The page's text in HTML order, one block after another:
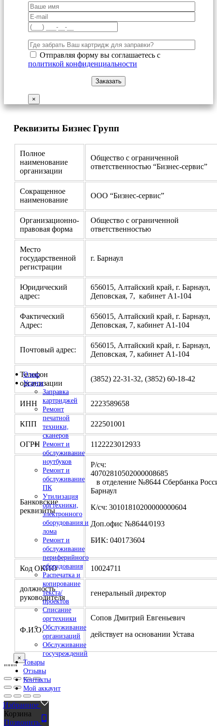
О нас
Услуги
Заправка
картриджей
Ремонт
печатной
техники,
сканеров
Ремонт и
обслуживание
ноутбуков
Ремонт и
обслуживание
ПК
Утилизация
оргтехники,
электронного
оборудования и
лома
Ремонт и
обслуживание
периферийного
оборудования
Распечатка и
копирование
текста/
проектов
Списание
оргтехники
Обслуживание
организаций
Обслуживание
госучреждений
Товары
Отзывы
Контакты
Мой аккаунт
Отправляя форму вы соглашаетесь с
политикой конфиденциальности
×
Реквизиты Бизнес Групп
Полное
наименование
организации
Общество с ограниченной
ответственностью “Бизнес-сервис”
Сокращенное
наименование
ООО “Бизнес-сервис”
Организационно-
правовая форма
Общество с ограниченной
ответственностью
Место
государственной
регистрации
г. Барнаул
Юридический
адрес:
656015, Алтайский край, г. Барнаул,
Деповская, 7, кабинет А1-104
Фактический
Адрес:
656015, Алтайский край, г. Барнаул,
Деповская, 7, кабинет А1-104
Почтовый адрес:
656015, Алтайский край, г. Барнаул,
Деповская, 7, кабинет А1-104
Телефон
организации
(3852) 22-31-32, (3852) 60-18-42
ИНН 2223589658
КПП 222501001
ОГРН 1122223012933
Банковские
реквизиты
Р/сч:
в отделение №8644 Сбербанка
Барнаул
К/сч: 30101810200000000604
Доп.офис №8644/0193
БИК: 040173604
Код ОКПО 10024711
должность
руководителя
генеральный директор
Ф.И.О.
Сопов Дмитрий Евгеньевич
действует на основании Устава
×
""""